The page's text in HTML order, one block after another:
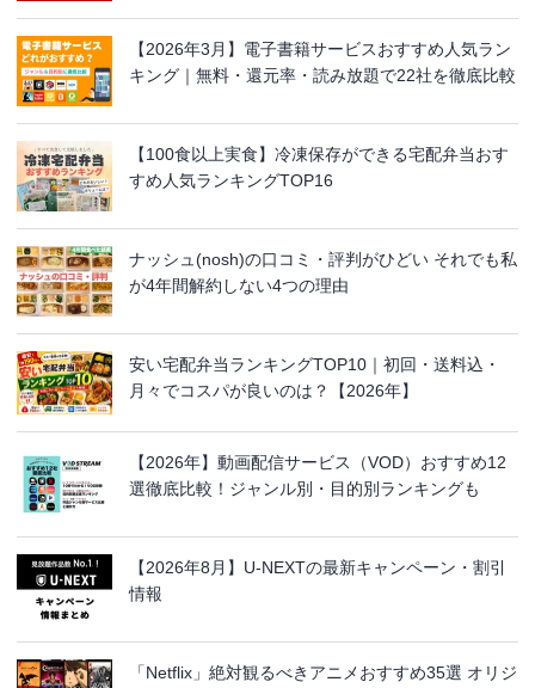
【2026年3月】電子書籍サービスおすすめ人気ラン
キング｜無料・還元率・読み放題で22社を徹底比較
【100食以上実食】冷凍保存ができる宅配弁当おす
すめ人気ランキングTOP16
ナッシュ(nosh)の口コミ・評判がひどい それでも私
が4年間解約しない4つの理由
安い宅配弁当ランキングTOP10｜初回・送料込・
月々でコスパが良いのは？【2026年】
【2026年】動画配信サービス（VOD）おすすめ12
選徹底比較！ジャンル別・目的別ランキングも
【2026年8月】U-NEXTの最新キャンペーン・割引
情報
「Netflix」絶対観るべきアニメおすすめ35選 オリジ